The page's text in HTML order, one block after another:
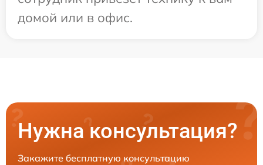
домой или в офис.
Нужна консультация?
Закажите бесплатную консультацию